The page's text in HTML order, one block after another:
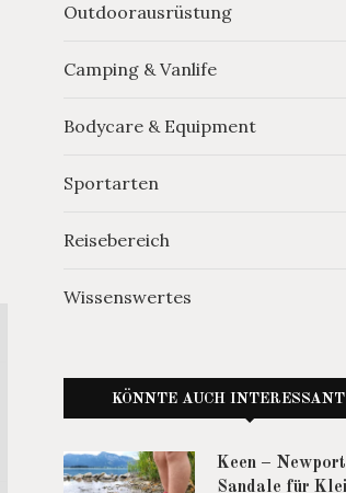
Outdoorausrüstung
Camping & Vanlife
Bodycare & Equipment
Sportarten
Reisebereich
Wissenswertes
KÖNNTE AUCH INTERESSANT
Keen –
Sandale für